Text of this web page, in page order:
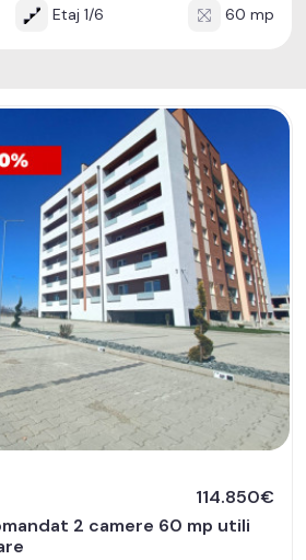
Etaj 1/6 60 mp
114.850€
2 camere 60 mp utili